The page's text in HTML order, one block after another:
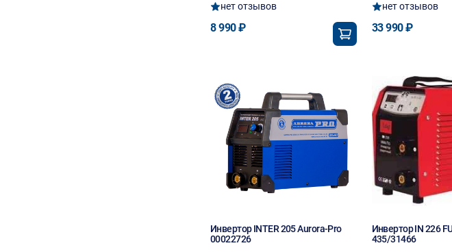
нет отзывов
8 990 ₽
нет отзывов
33 990 ₽
Инвертор INTER 205 Aurora-Pro
00022726
Инвертор IN 226
435/31466